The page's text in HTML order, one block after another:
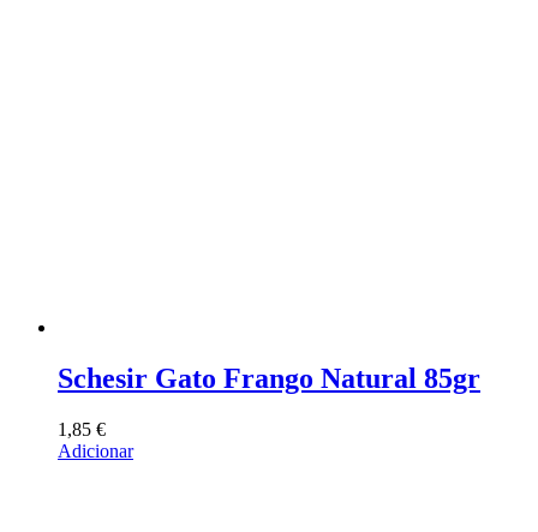
Schesir Gato Frango Natural 85gr
1,85 €
Adicionar